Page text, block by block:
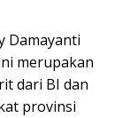
Damayanti
merupakan
dari BI dan
provinsi